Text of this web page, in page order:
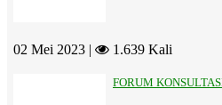
02 Mei 2023 | 1.639 Kali
FORUM